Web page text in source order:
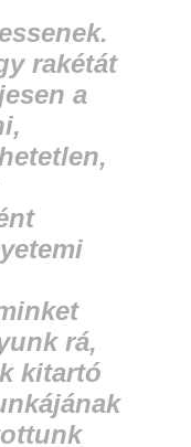
rakétát
a
rá,
kitartó